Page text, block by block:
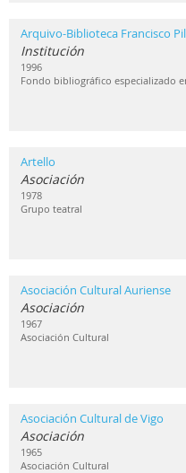
Arquivo-Biblioteca Francisco
Institución
1996
Fondo bibliográfico especializado
Artello
Asociación
1978
Grupo teatral
Asociación Cultural Auriense
Asociación
1967
Asociación Cultural
Asociación Cultural de Vigo
Asociación
1965
Asociación Cultural